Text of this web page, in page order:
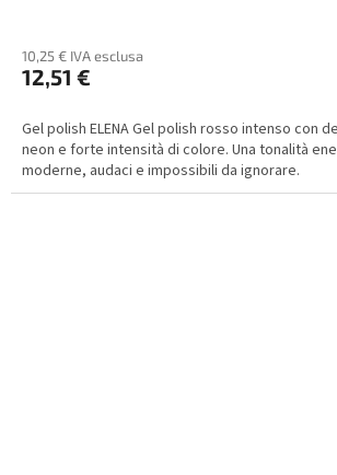
10,25 € IVA esclusa
12,51 €
Gel polish ELENA Gel polish rosso intenso con
neon e forte intensità di colore. Una tonalità
moderne, audaci e impossibili da ignorare.